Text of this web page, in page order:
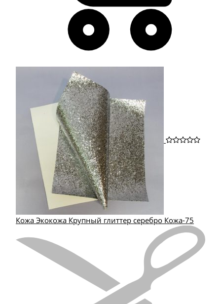
Кожа Экокожа Крупный глиттер серебро Кожа-75